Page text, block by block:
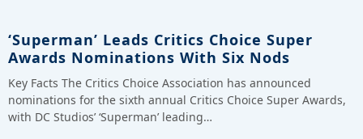
‘Superman’ Leads Critics Choice Super
Awards Nominations With Six Nods
Key Facts The Critics Choice Association has announced
nominations for the sixth annual Critics Choice Super Awards,
with DC Studios’ ‘Superman’ leading…